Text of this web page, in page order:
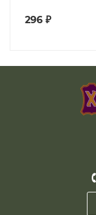
296 ₽